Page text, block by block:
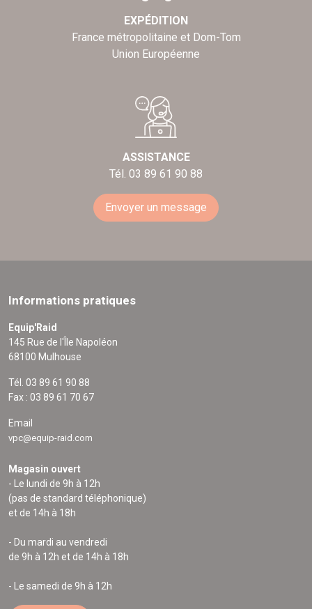
EXPÉDITION
France métropolitaine et Dom-Tom
Union Européenne
ASSISTANCE
Tél. 03 89 61 90 88
Envoyer un message
Informations pratiques
Equip'Raid
145 Rue de l'Île Napoléon
68100 Mulhouse
Tél. 03 89 61 90 88
Fax : 03 89 61 70 67
Email
vpc@equip-raid.com
Magasin ouvert
- Le lundi de 9h à 12h
(pas de standard téléphonique)
et de 14h à 18h
- Du mardi au vendredi
de 9h à 12h et de 14h à 18h
- Le samedi de 9h à 12h